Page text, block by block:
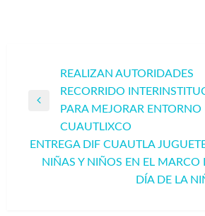
Navegación
de
entradas
Entrada
anterior
REALIZAN AUTORIDADES
RECORRIDO
PARA MEJORAR ENTORNO
CUAUTLIXCO
ENTREGA DIF CUAUTLA
NIÑAS Y NIÑOS EN EL MARCO
DÍA DE LA